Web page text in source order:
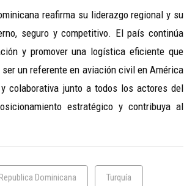
reafirma su liderazgo regional y su
seguro y competitivo. El país continúa
y promover una logística eficiente que
un referente en aviación civil en América
colaborativa junto a todos los actores del
estratégico y contribuya al
Republica Dominicana Turquía